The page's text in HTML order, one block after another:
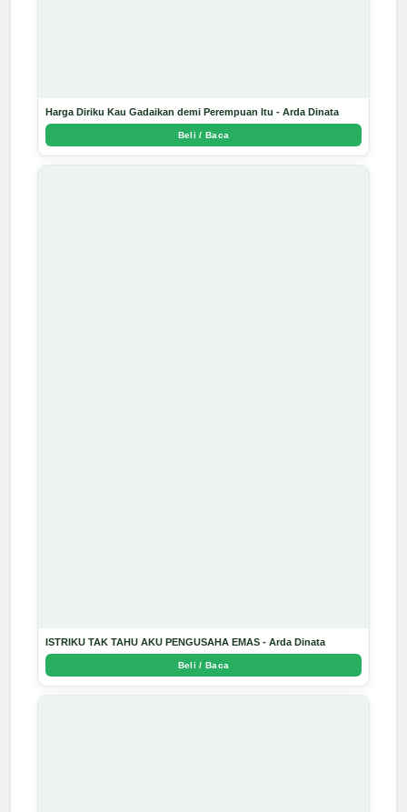
Harga Diriku Kau Gadaikan demi Perempuan Itu - Arda Dinata
Beli / Baca
ISTRIKU TAK TAHU AKU PENGUSAHA EMAS - Arda Dinata
Beli / Baca